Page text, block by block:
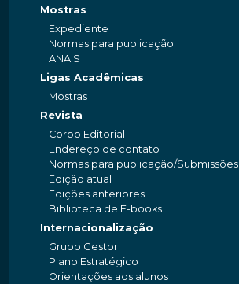
Mostras
Expediente
Normas para publicação
ANAIS
Ligas Acadêmicas
Mostras
Revista
Corpo Editorial
Endereço de contato
Normas para publicação/Submissões
Edição atual
Edições anteriores
Biblioteca de E-books
Internacionalização
Grupo Gestor
Plano Estratégico
Orientações aos alunos